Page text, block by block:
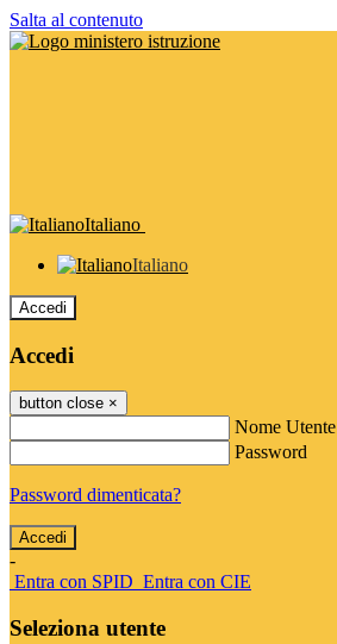
Salta al contenuto
Italiano
Italiano
Accedi
Accedi
button close ×
Nome Utente
Password
Password dimenticata?
-
Entra con SPID Entra con CIE
Seleziona utente